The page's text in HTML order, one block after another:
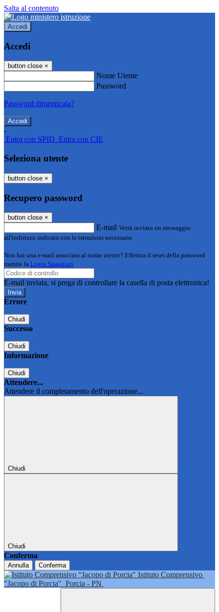
Salta al contenuto
Accedi
Accedi
button close ×
Nome Utente
Password
Password dimenticata?
-
Entra con SPID Entra con CIE
Seleziona utente
button close ×
Recupero password
button close ×
E-mail Verrà inviato un messaggio
all'indirizzo indicato con le istruzioni necessarie.
Non hai una e-mail associata al nome utente? Effettua il reset della password
tramite la Login Spaggiari
E-mail inviata, si prega di controllare la casella di posta elettronica!
Errore
Chiudi
Successo
Chiudi
Informazione
Chiudi
Attendere...
Attendere il completamento dell'operazione...
Chiudi
Chiudi
Conferma
Annulla Conferma
Istituto Comprensivo
"Jacopo di Porcia" Porcia - PN